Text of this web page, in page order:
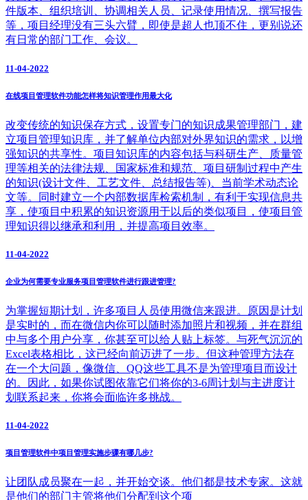
件版本、组织培训、协调相关人员、记录使用情况、撰写报告
等，项目经理没有三头六臂，即使是超人也顶不住，更别说还
有日常的部门工作、会议。
11-04-2022
在线项目管理软件功能怎样将知识管理作用最大化
改变传统的知识保存方式，设置专门的知识成果管理部门，建
立项目管理知识库，并了解单位内部对外界知识的需求，以增
强知识的共享性。项目知识库的内容包括与科研生产、质量管
理等相关的法律法规、国家标准和规范、项目研制过程中产生
的知识(设计文件、工艺文件、总结报告等)、当前学术动态论
文等。同时建立一个内部数据库检索机制，有利于实现信息共
享，使项目中积累的知识资源用于以后的类似项目，使项目管
理知识得以继承和利用，并提高项目效率。
11-04-2022
企业为何需要专业服务项目管理软件进行跟进管理?
为掌握短期计划，许多项目人员使用微信来跟进。原因是计划
是实时的，而在微信内你可以随时添加照片和视频，并在群组
中与多个用户分享，你甚至可以给人贴上标签。与死气沉沉的
Excel表格相比，这已经向前迈进了一步。但这种管理方法存
在一个大问题，像微信、QQ这些工具不是为管理项目而设计
的。因此，如果你试图依靠它们将你的3-6周计划与主进度计
划联系起来，你将会面临许多挑战。
11-04-2022
项目管理软件中项目管理实施步骤有哪几步?
让团队成员聚在一起，并开始交谈。他们都是技术专家。这就
是他们的部门主管将他们分配到这个项